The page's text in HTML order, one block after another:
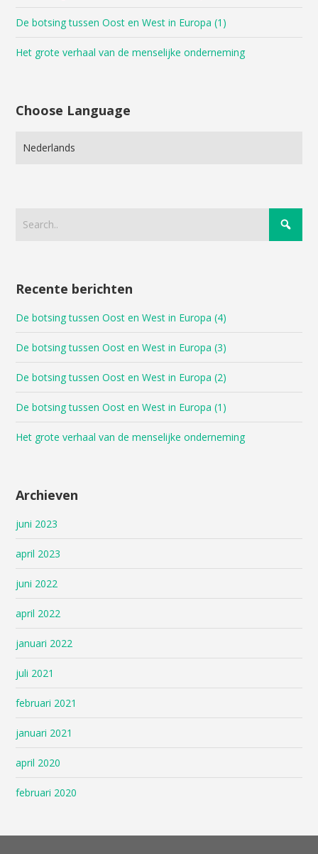
De botsing tussen Oost en West in Europa (1)
Het grote verhaal van de menselijke onderneming
Choose Language
Language
Recente berichten
De botsing tussen Oost en West in Europa (4)
De botsing tussen Oost en West in Europa (3)
De botsing tussen Oost en West in Europa (2)
De botsing tussen Oost en West in Europa (1)
Het grote verhaal van de menselijke onderneming
Archieven
juni 2023
april 2023
juni 2022
april 2022
januari 2022
juli 2021
februari 2021
januari 2021
april 2020
februari 2020